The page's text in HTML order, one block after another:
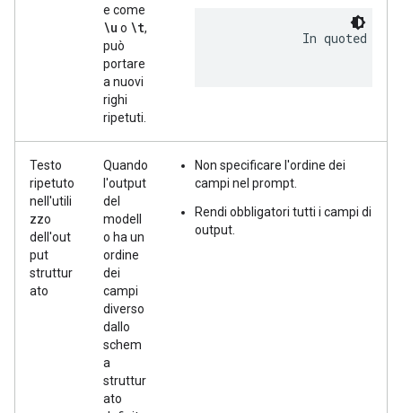
e come
\u o \t,
può
portare
a nuovi
righi
ripetuti.
In quoted
Testo
ripetuto
nell'utili
zzo
dell'out
put
struttur
ato
Quando
l'output
del
modell
o ha un
ordine
dei
campi
diverso
dallo
schem
a
struttur
ato
Non specificare l'ordine dei
campi nel prompt.
Rendi obbligatori tutti i campi di
output.